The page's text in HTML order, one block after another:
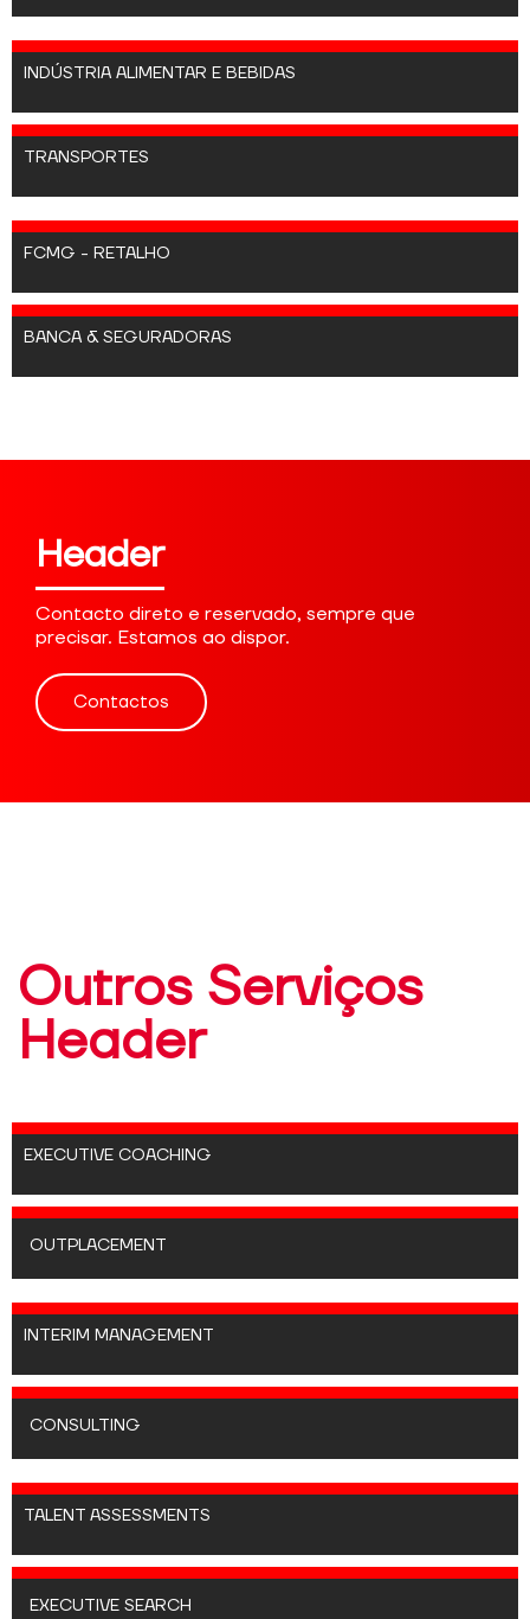
INDÚSTRIA ALIMENTAR E BEBIDAS
TRANSPORTES
FCMG - RETALHO
BANCA & SEGURADORAS
Header
Contacto direto e reservado, sempre que
precisar. Estamos ao dispor.
Contactos
Outros Serviços
Header
EXECUTIVE COACHING
OUTPLACEMENT
INTERIM MANAGEMENT
CONSULTING
TALENT ASSESSMENTS
EXECUTIVE SEARCH